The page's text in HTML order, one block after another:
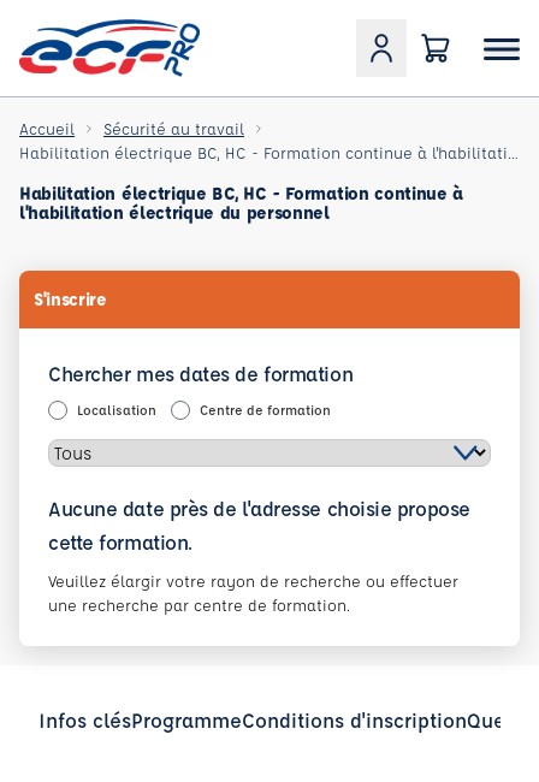
Accueil
Sécurité au travail
Habilitation électrique BC, HC - Formation continue à
l'habilitation électrique du personnel
S'inscrire
Chercher mes dates de formation
Localisation Centre de formation
Aucune date près de l'adresse choisie propose
cette formation.
Veuillez élargir votre rayon de recherche ou effectuer
une recherche par centre de formation.
Infos clésProgrammeConditions d'inscription